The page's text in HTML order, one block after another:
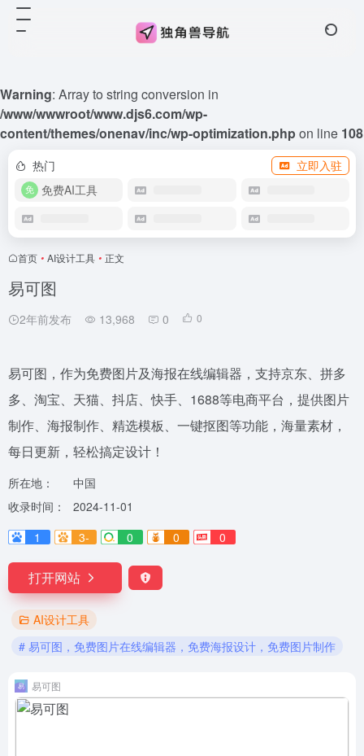
Warning: Array to string conversion in
/www/wwwroot/www.djs6.com/wp-
content/themes/onenav/inc/wp-optimization.phpon line 108
热门
立即入驻
免费AI工具
首页 • AI设计工具 • 正文
易可图
2年前发布 13,968 0 0
易可图，作为免费图片及海报在线编辑器，支持京东、拼多
多、淘宝、天猫、抖店、快手、1688等电商平台，提供图片
制作、海报制作、精选模板、一键抠图等功能，海量素材，
每日更新，轻松搞定设计！
所在地：
中国
收录时间：
2024-11-01
1
3- 0 0 0
打开网站
AI设计工具
# 易可图，免费图片在线编辑器，免费海报设计，免费图片制作
易可图